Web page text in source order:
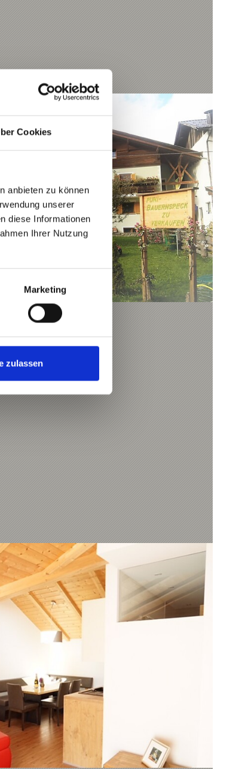
Cookies
anbieten zu können
unserer
diese Informationen
Ihrer Nutzung
Marketing
zulassen